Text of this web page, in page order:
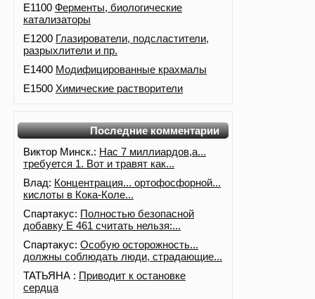
E1100 Ферменты, биологические
катализаторы
E1200 Глазирователи, подсластители,
разрыхлители и пр.
E1400 Модифицированные крахмалы
E1500 Химические растворители
Последние комментарии
Виктор Минск.: Нас 7 миллиардов,а...
требуется 1. Вот и травят как...
Влад: Концентрация... ортофосфорной...
кислоты в Кока-Коле...
Спартакус: Полностью безопасной
добавку Е 461 считать нельзя:...
Спартакус: Особую осторожность...
должны соблюдать люди, страдающие...
ТАТЬЯНА : Приводит к остановке
сердца